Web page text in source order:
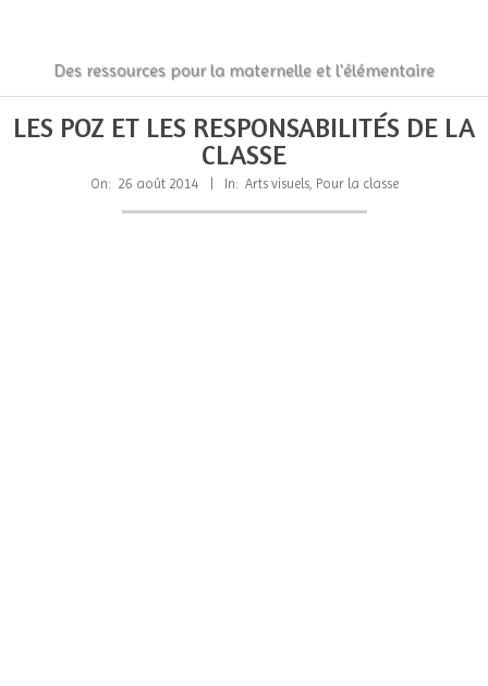
La
Classe
gnomes
Des ressources pour la maternelle et l'élémentaire
Navigation
Navigation
LES POZ ET LES RESPONSABILITÉS DE LA
CLASSE
On: 26 août 2014 In: Arts visuels, Pour la classe